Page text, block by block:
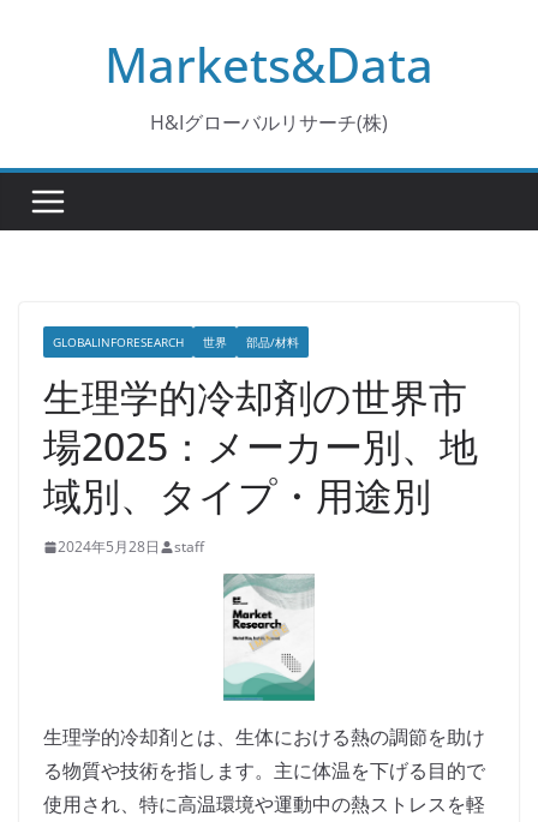
Markets&Data
H&Iグローバルリサーチ(株)
GLOBALINFORESEARCH 世界 部品/材料
生理学的冷却剤の世界市
場2025：メーカー別、地
域別、タイプ・用途別
2024年5月28日 staff
生理学的冷却剤とは、生体における熱の調節を助け
る物質や技術を指します。主に体温を下げる目的で
使用され、特に高温環境や運動中の熱ストレスを軽